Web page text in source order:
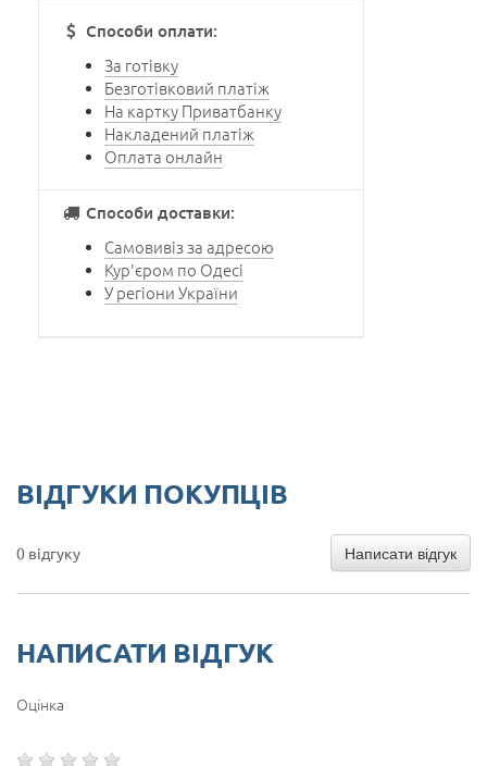
Способи оплати:
За готівку
Безготівковий платіж
На картку Приватбанку
Накладений платіж
Оплата онлайн
Способи доставки:
Самовивіз за адресою
Кур'єром по Одесі
У регіони України
ВІДГУКИ ПОКУПЦІВ
0 відгуку Написати відгук
НАПИСАТИ ВІДГУК
Оцінка